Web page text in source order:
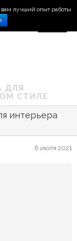
ДЛЯ
СТИЛЕ
интерьера
6 июля 2021
лучший опыт работы